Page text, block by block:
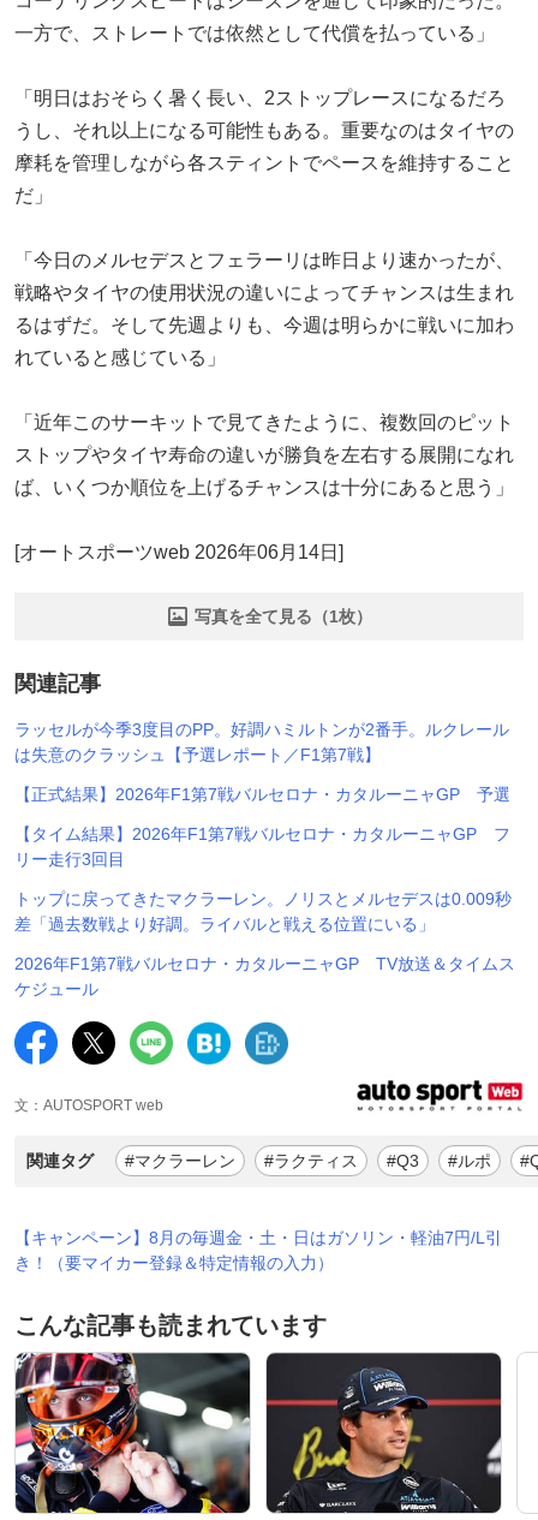
一方で、ストレートでは依然として代償を払っている」
「明日はおそらく暑く長い、2ストップレースになるだろ
うし、それ以上になる可能性もある。重要なのはタイヤの
摩耗を管理しながら各スティントでペースを維持すること
だ」
「今日のメルセデスとフェラーリは昨日より速かったが、
戦略やタイヤの使用状況の違いによってチャンスは生まれ
るはずだ。そして先週よりも、今週は明らかに戦いに加わ
れていると感じている」
「近年このサーキットで見てきたように、複数回のピット
ストップやタイヤ寿命の違いが勝負を左右する展開になれ
ば、いくつか順位を上げるチャンスは十分にあると思う」
[オートスポーツweb 2026年06月14日]
写真を全て見る（1枚）
関連記事
ラッセルが今季3度目のPP。好調ハミルトンが2番手。ルクレール
は失意のクラッシュ【予選レポート／F1第7戦】
【正式結果】2026年F1第7戦バルセロナ・カタルーニャGP 予選
【タイム結果】2026年F1第7戦バルセロナ・カタルーニャGP フ
リー走行3回目
トップに戻ってきたマクラーレン。ノリスとメルセデスは0.009秒
差「過去数戦より好調。ライバルと戦える位置にいる」
2026年F1第7戦バルセロナ・カタルーニャGP TV放送＆タイムス
ケジュール
文：AUTOSPORT web
関連タグ #マクラーレン #ラクティス #Q3 #ルポ
【キャンペーン】8月の毎週金・土・日はガソリン・軽油7円/L引
き！（要マイカー登録＆特定情報の入力）
こんな記事も読まれています